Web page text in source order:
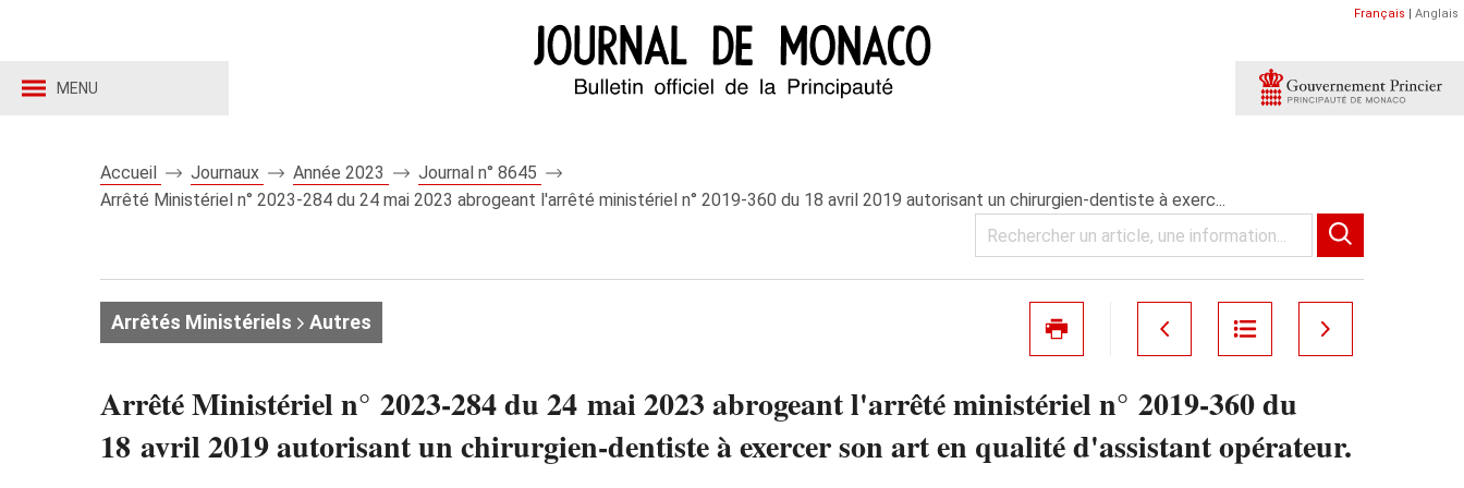
MENU
Français | Anglais
Accueil Journaux Année 2023
Journal n° 8645
Arrêté Ministériel n° 2023-284 du 24 mai 2023 abrogeant l'arrêté ministériel n° 2019-360 du 18 avril 2019 autorisant un chirurgien-dentiste à exerc...
Arrêtés Ministériels Autres
Arrêté Ministériel n° 2023-284 du 24 mai 2023 abrogeant l'arrêté ministériel n° 2019-360 du
18 avril 2019 autorisant un chirurgien-dentiste à exercer son art en qualité d'assistant opérateur.